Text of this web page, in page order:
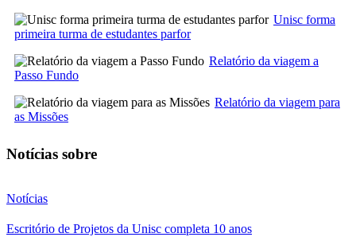
Unisc forma
primeira turma de estudantes parfor
Relatório da viagem a
Passo Fundo
Relatório da viagem para
as Missões
Notícias sobre
Notícias
Escritório de Projetos da Unisc completa 10 anos